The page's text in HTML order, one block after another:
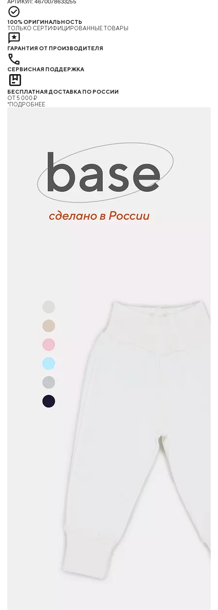
АРТИКУЛ: 4670078633255
100% ОРИГИНАЛЬНОСТЬ
ТОЛЬКО СЕРТИФИЦИРОВАННЫЕ ТОВАРЫ
ГАРАНТИЯ ОТ ПРОИЗВОДИТЕЛЯ
СЕРВИСНАЯ ПОДДЕРЖКА
БЕСПЛАТНАЯ ДОСТАВКА ПО РОССИИ
ОТ 5 000 ₽
*ПОДРОБНЕЕ